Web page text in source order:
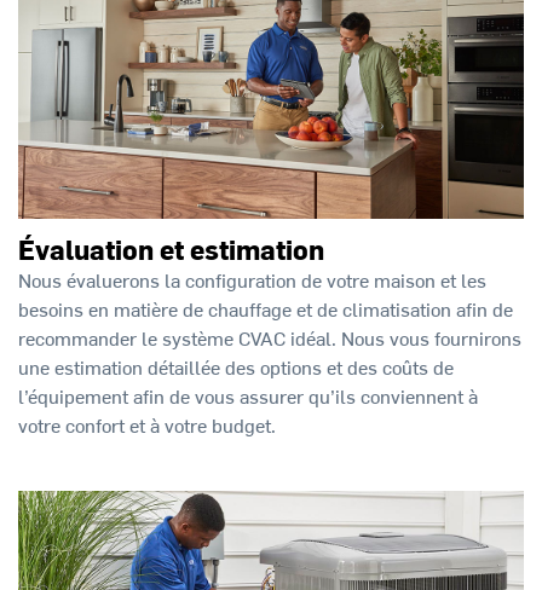
Évaluation et estimation
Nous évaluerons la configuration de votre maison et les
besoins en matière de chauffage et de climatisation afin de
recommander le système CVAC idéal. Nous vous fournirons
une estimation détaillée des options et des coûts de
l’équipement afin de vous assurer qu’ils conviennent à
votre confort et à votre budget.